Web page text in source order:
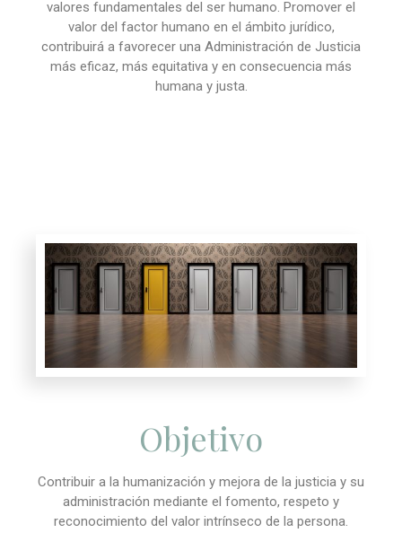
valores fundamentales del ser humano. Promover el
valor del factor humano en el ámbito jurídico,
contribuirá a favorecer una Administración de Justicia
más eficaz, más equitativa y en consecuencia más
humana y justa.
Objetivo
Contribuir a la humanización y mejora de la justicia y su
administración mediante el fomento, respeto y
reconocimiento del valor intrínseco de la persona.